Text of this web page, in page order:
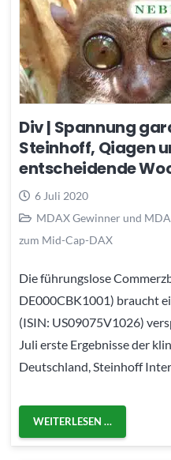
Div | Spannung
Steinhoff, Qiagen
entscheidende
6 Juli 2020
MDAX Gewinner und
zum Mid-Cap-DAX
Die führungslose
DE000CBK1001) braucht
(ISIN: US09075V1026)
Juli erste Ergebnisse der
Deutschland, Steinhoff
WEITERLESEN …